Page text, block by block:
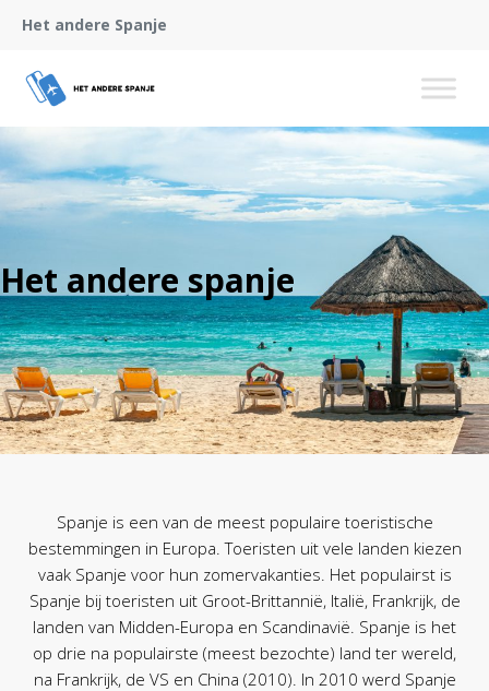
Het andere Spanje
Het andere spanje
Spanje is een van de meest populaire toeristische
bestemmingen in Europa. Toeristen uit vele landen kiezen
vaak Spanje voor hun zomervakanties. Het populairst is
Spanje bij toeristen uit Groot-Brittannië, Italië, Frankrijk, de
landen van Midden-Europa en Scandinavië. Spanje is het
op drie na populairste (meest bezochte) land ter wereld,
na Frankrijk, de VS en China (2010). In 2010 werd Spanje